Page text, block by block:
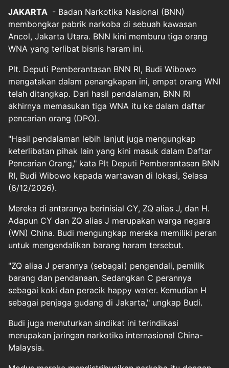
JAKARTA - Badan Narkotika Nasional (BNN)
membongkar pabrik narkoba di sebuah kawasan
Ancol, Jakarta Utara. BNN kini memburu tiga orang
WNA yang terlibat bisnis haram ini.
Plt. Deputi Pemberantasan BNN RI, Budi Wibowo
mengatakan dalam penangkapan ini, empat orang WNI
telah ditangkap. Dari hasil pendalaman, BNN RI
akhirnya memasukan tiga WNA itu ke dalam daftar
pencarian orang (DPO).
"Hasil pendalaman lebih lanjut juga mengungkap
keterlibatan pihak lain yang kini masuk dalam Daftar
Pencarian Orang," kata Plt Deputi Pemberantasan BNN
RI, Budi Wibowo kepada wartawan di lokasi, Selasa
(6/12/2026).
Mereka di antaranya berinisial CY, ZQ alias J, dan H.
Adapun CY dan ZQ alias J merupakan warga negara
(WN) China. Budi mengungkap mereka memiliki peran
untuk mengendalikan barang haram tersebut.
"ZQ aliaa J perannya (sebagai) pengendali, pemilik
barang dan pendanaan. Sedangkan C perannya
sebagai koki dan peracik happy water. Kemudian H
sebagai penjaga gudang di Jakarta," ungkap Budi.
Budi juga menuturkan sindikat ini terindikasi
merupakan jaringan narkotika internasional China-
Malaysia.